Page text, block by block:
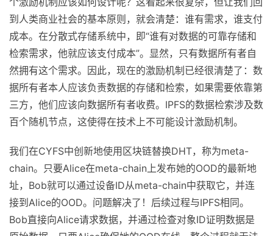
IPFS的根本缺陷在于没有设计激励机制。那么问题来了，这
个激励机制应该如何设计呢？这看起来很复杂，但让我们回
到人类商业社会的基本原则，就会清楚：谁有需求，谁支付
成本。在分散式存储系统中，即“谁有对数据的可靠存储和
检索需求，他就应该支付成本”。显然，只有数据所有者自
然拥有这个需求。因此，现在的激励机制已经很清楚了：数
据所有者本人应该负责数据的存储和检索，如果需要依靠第
三方，他们应该向数据所有者收费。IPFS的数据检索涉及数
我们在CYFS中创新地使用区块链替换DHT，称为meta-
chain。只要Alice在meta-chain上发布她的OOD的最新地
址，Bob就可以通过设备ID从meta-chain中获取它，并连
接到Alice的OOD。问题解决了！后续过程与IPFS相同。